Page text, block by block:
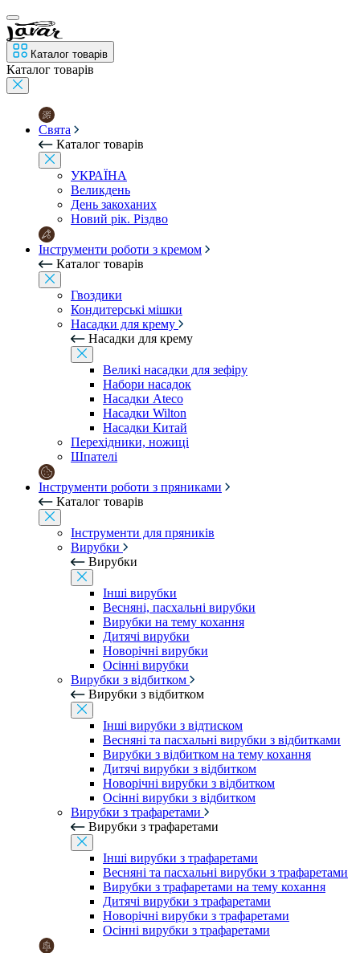
Каталог товарів
Каталог товарів
Свята
Каталог товарів
УКРАЇНА
Великдень
День закоханих
Новий рік. Різдво
Інструменти роботи з кремом
Каталог товарів
Гвоздики
Кондитерські мішки
Насадки для крему
Насадки для крему
Великі насадки для зефіру
Набори насадок
Насадки Ateco
Насадки Wilton
Насадки Китай
Перехідники, ножиці
Шпателі
Інструменти роботи з пряниками
Каталог товарів
Інструменти для пряників
Вирубки
Вирубки
Інші вирубки
Весняні, пасхальні вирубки
Вирубки на тему кохання
Дитячі вирубки
Новорічні вирубки
Осінні вирубки
Вирубки з відбитком
Вирубки з відбитком
Інші вирубки з відтиском
Весняні та пасхальні вирубки з відбитками
Вирубки з відбитком на тему кохання
Дитячі вирубки з відбитком
Новорічні вирубки з відбитком
Осінні вирубки з відбитком
Вирубки з трафаретами
Вирубки з трафаретами
Інші вирубки з трафаретами
Весняні та пасхальні вирубки з трафаретами
Вирубки з трафаретами на тему кохання
Дитячі вирубки з трафаретами
Новорічні вирубки з трафаретами
Осінні вирубки з трафаретами